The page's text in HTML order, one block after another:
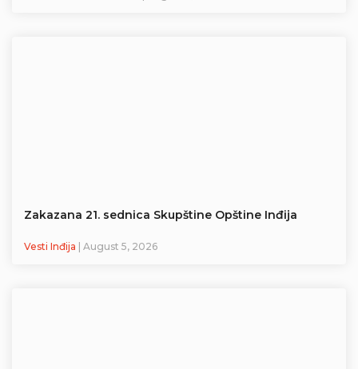
Zakazana 21. sednica Skupštine Opštine Inđija
Vesti Inđija | August 5, 2026